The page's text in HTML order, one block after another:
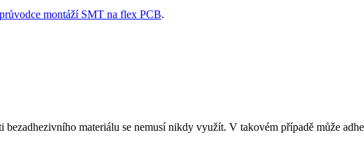
průvodce montáží SMT na flex PCB.
materiálu se nemusí nikdy využít. V takovém případě může